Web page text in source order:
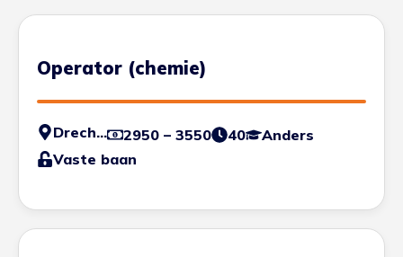
Operator (chemie)
Drechtsteden 2950 – 3550 40
Anders
Vaste baan